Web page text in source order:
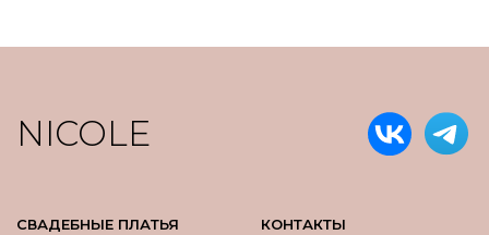
NICOLE
СВАДЕБНЫЕ ПЛАТЬЯ
КОНТАКТЫ